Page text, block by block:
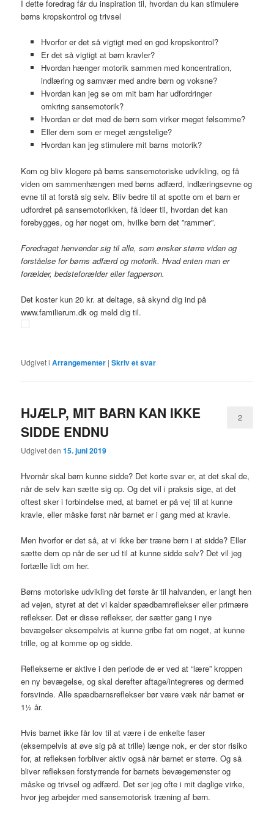
I dette foredrag får du inspiration til, hvordan du kan stimulere
børns kropskontrol og trivsel
Hvorfor er det så vigtigt med en god kropskontrol?
Er det så vigtigt at børn kravler?
Hvordan hænger motorik sammen med koncentration,
indlæring og samvær med andre børn og voksne?
Hvordan kan jeg se om mit barn har udfordringer
omkring sansemotorik?
​Hvordan er det med de børn som virker meget følsomme?
Eller dem som er meget ængstelige?
Hvordan kan jeg stimulere mit barns motorik?
Kom og bliv klogere på børns sansemotoriske udvikling, og få
viden om sammenhængen med børns adfærd, indlæringsevne og
evne til at forstå sig selv. Bliv bedre til at spotte om et barn er
udfordret på sansemotorikken, få ideer til, hvordan det kan
forebygges, og hør noget om, hvilke børn det ”rammer”.
Foredraget henvender sig til alle, som ønsker større viden og
forståelse for børns adfærd og motorik. Hvad enten man er
forælder, bedsteforælder eller fagperson.
Det koster kun 20 kr. at deltage, så skynd dig ind på
www.familierum.dk og meld dig til.
Udgivet i Arrangementer |Skriv et svar
HJÆLP, MIT BARN KAN IKKE
SIDDE ENDNU
Udgivet den15. juni 2019
2
Hvornår skal børn kunne sidde? Det korte svar er, at det skal de,
når de selv kan sætte sig op. Og det vil i praksis sige, at det
oftest sker i forbindelse med, at barnet er på vej til at kunne
kravle, eller måske først når barnet er i gang med at kravle.
Men hvorfor er det så, at vi ikke bør træne børn i at sidde? Eller
sætte dem op når de ser ud til at kunne sidde selv? Det vil jeg
fortælle lidt om her.
Børns motoriske udvikling det første år til halvanden, er langt hen
ad vejen, styret at det vi kalder spædbarnreflekser eller primære
reflekser. Det er disse reflekser, der sætter gang i nye
bevægelser eksempelvis at kunne gribe fat om noget, at kunne
trille, og at komme op og sidde.
Reflekserne er aktive i den periode de er ved at “lære” kroppen
en ny bevægelse, og skal derefter aftage/integreres og dermed
forsvinde. Alle spædbarnsreflekser bør være væk når barnet er
1½ år.
Hvis barnet ikke får lov til at være i de enkelte faser
(eksempelvis at øve sig på at trille) længe nok, er der stor risiko
for, at refleksen forbliver aktiv også når barnet er større. Og så
bliver refleksen forstyrrende for barnets bevægemønster og
måske og trivsel og adfærd. Det ser jeg ofte i mit daglige virke,
hvor jeg arbejder med sansemotorisk træning af børn.